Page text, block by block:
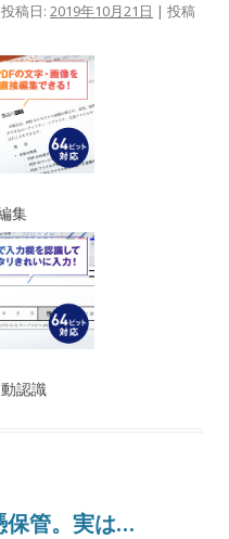
稿日: 2019年10月21日 | 投稿
集
認識
保管。実は…